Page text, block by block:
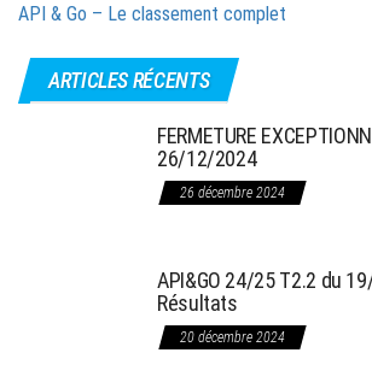
API & Go – Le classement complet
ARTICLES RÉCENTS
FERMETURE
26/12/2024
26 décembre 2024
API&GO 24/25 T2.2 du
Résultats
20 décembre 2024